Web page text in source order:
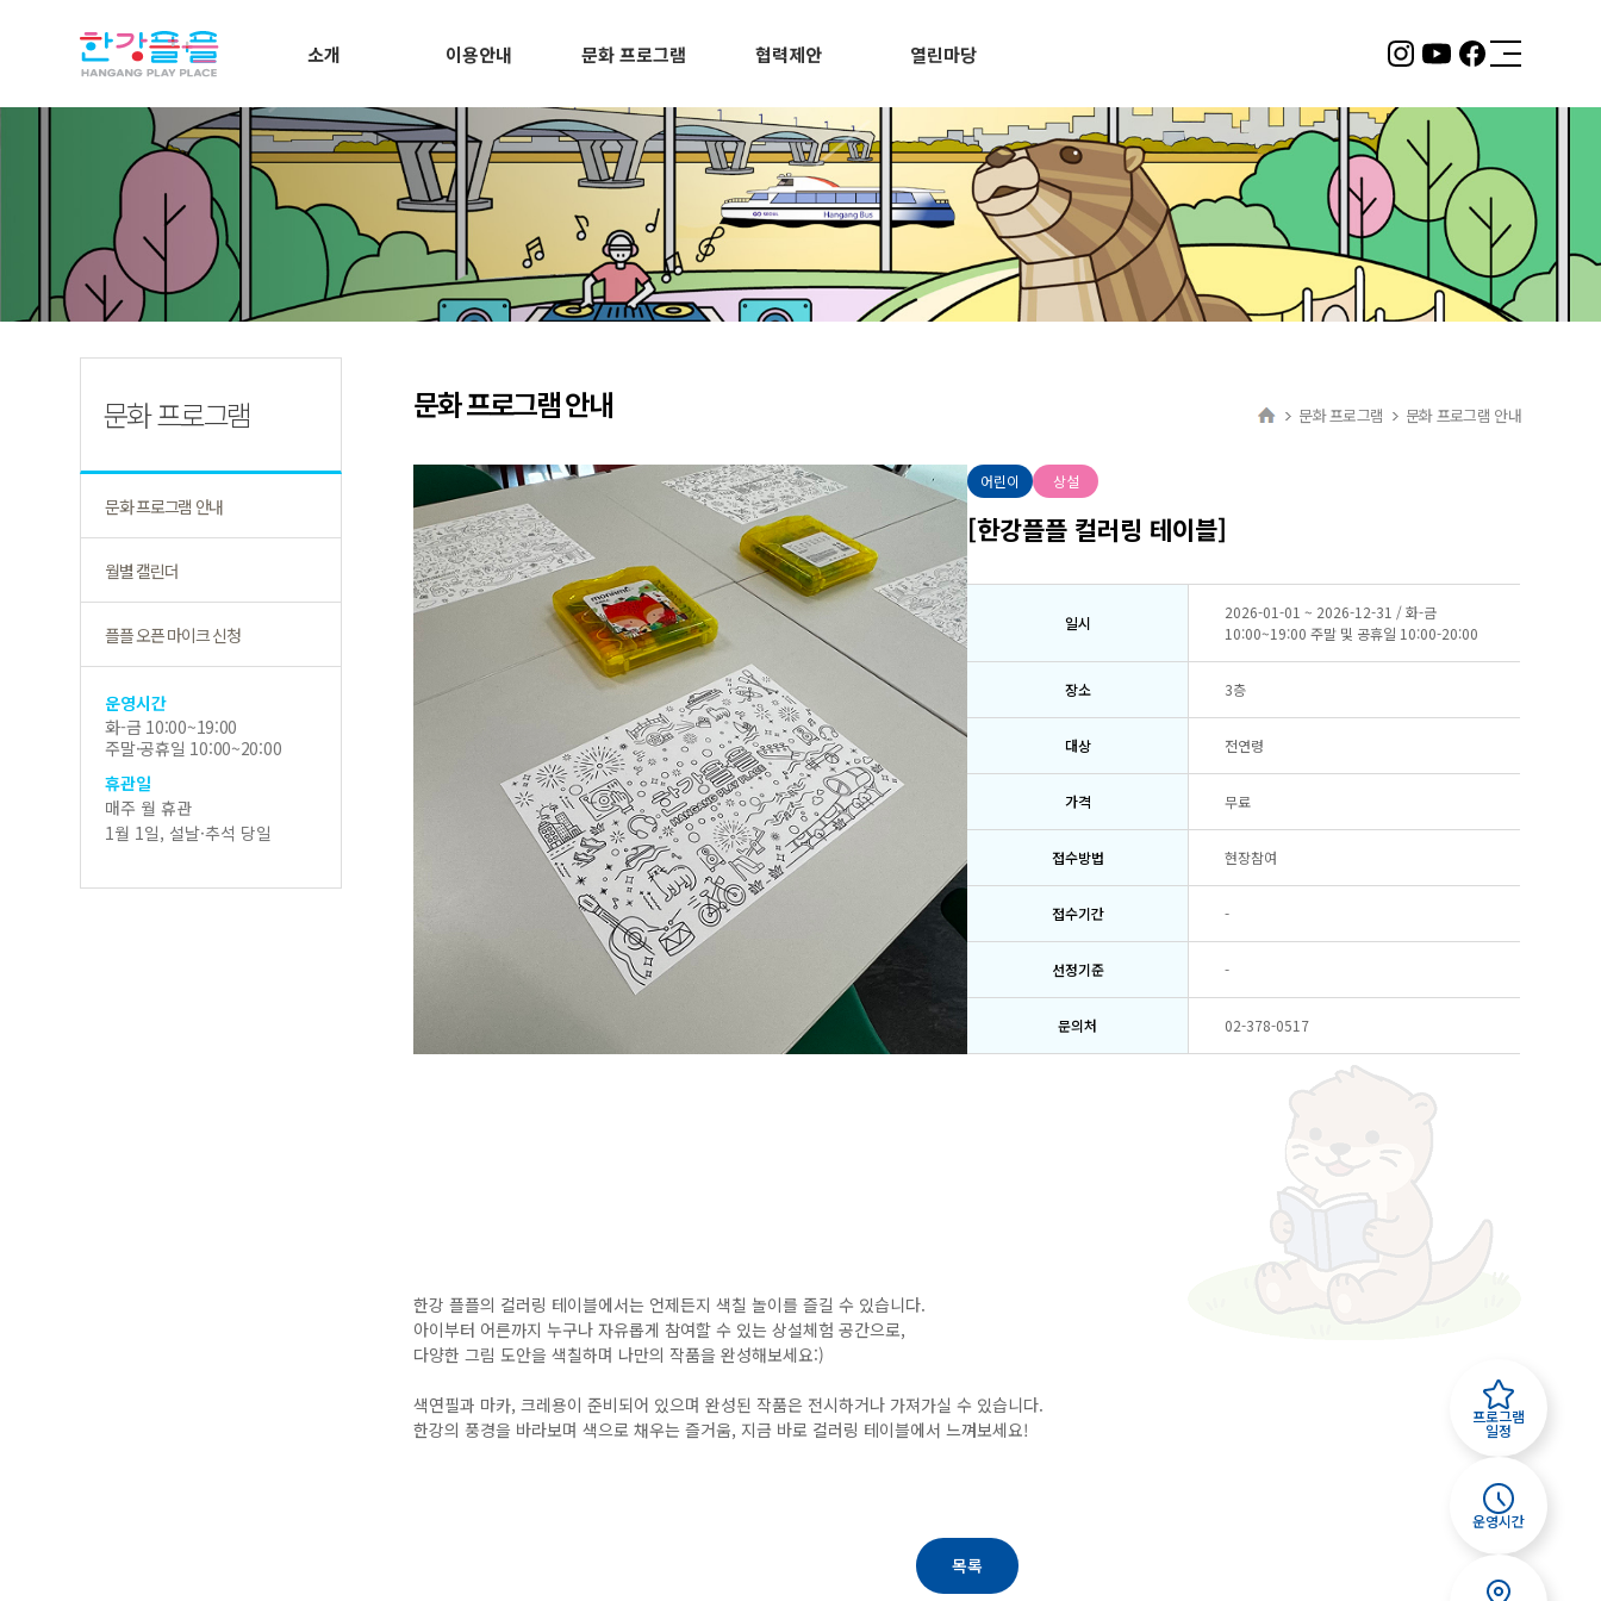
소개 이용안내 문화 프로그램 협력제안 열린마당
2층 서울형 키즈카페
뚝섬 자벌레점
바로 알아보기
프로그램
일정
운영시간
문화 프로그램
문화 프로그램 안내
월별 캘린더
플플 오픈 마이크 신청
운영시간
화-금 10:00~19:00
주말·공휴일 10:00~20:00
휴관일
매주 월 휴관
1월 1일, 설날·추석 당일
문화 프로그램 문화 프로그램 안내
문화 프로그램 안내
어린이 상설
[한강플플 컬러링 테이블]
일시
2026-01-01 ~ 2026-12-31 / 화-금
10:00~19:00 주말 및 공휴일 10:00-20:00
장소 3층
대상 전연령
가격 무료
접수방법 현장참여
접수기간 -
선정기준 -
문의처 02-378-0517
한강 플플의 컬러링 테이블에서는 언제든지 색칠 놀이를 즐길 수 있습니다.
아이부터 어른까지 누구나 자유롭게 참여할 수 있는 상설체험 공간으로,
다양한 그림 도안을 색칠하며 나만의 작품을 완성해보세요:)
색연필과 마카, 크레용이 준비되어 있으며 완성된 작품은 전시하거나 가져가실 수 있습니다.
한강의 풍경을 바라보며 색으로 채우는 즐거움, 지금 바로 컬러링 테이블에서 느껴보세요!
목록